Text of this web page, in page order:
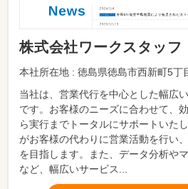
株式会社ワークスタッフ
本社所在地 : 徳島県徳島市西新町5丁
当社は、営業代行を中心とした幅広
です。お客様のニーズに合わせて、
ら実行までトータルにサポートいた
がお客様の代わりに営業活動を行い
を目指します。また、データ分析や
など、幅広いサービス...